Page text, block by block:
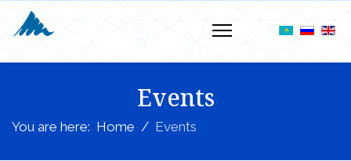
Events
You are here: Home Events